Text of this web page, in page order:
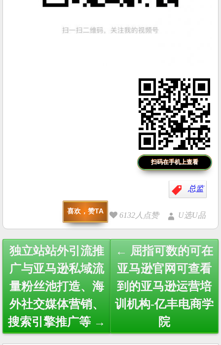
扫码在手机上查看
总监
喜欢，赞TA 6132人点赞 U选U品
Post
navigation
独立站站外引流推
广与亚马逊私域流
量粉丝池打造、海
外社交媒体营销、
搜索引擎推广等 →
← 屈指可数的可在
亚马逊官网可查看
到的亚马逊运营培
训机构-亿丰电商学
院